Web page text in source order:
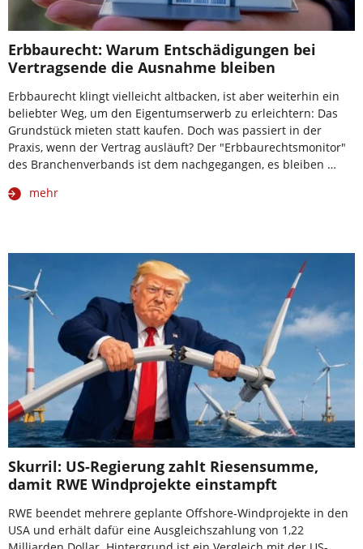
Erbbaurecht: Warum Entschädigungen bei
Vertragsende die Ausnahme bleiben
Erbbaurecht klingt vielleicht altbacken, ist aber weiterhin ein
beliebter Weg, um den Eigentumserwerb zu erleichtern: Das
Grundstück mieten statt kaufen. Doch was passiert in der
Praxis, wenn der Vertrag ausläuft? Der "Erbbaurechtsmonitor"
des Branchenverbands ist dem nachgegangen, es bleiben …
mehr
Skurril: US-Regierung zahlt Riesensumme,
damit RWE Windprojekte einstampft
RWE beendet mehrere geplante Offshore-Windprojekte in den
USA und erhält dafür eine Ausgleichszahlung von 1,22